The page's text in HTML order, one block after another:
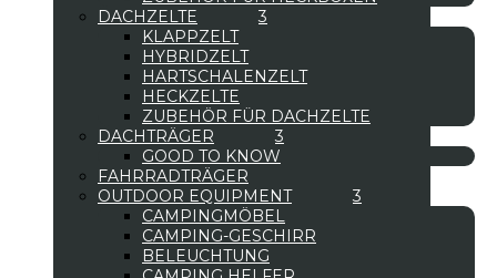
DACHZELTE
KLAPPZELT
HYBRIDZELT
HARTSCHALENZELT
HECKZELTE
ZUBEHÖR FÜR DACHZELTE
DACHTRÄGER
GOOD TO KNOW
FAHRRADTRÄGER
OUTDOOR EQUIPMENT
CAMPINGMÖBEL
CAMPING-GESCHIRR
BELEUCHTUNG